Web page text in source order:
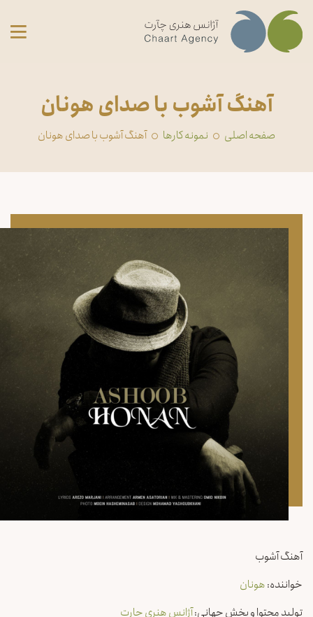
آهنگ آشوب با صدای هونان
صفحه اصلی ‏نمونه کارها آهنگ آشوب با صدای هونان
آهنگ آشوب
خواننده:هونان
تولید محتوا و پخش جهانی:آژانس هنری چارت